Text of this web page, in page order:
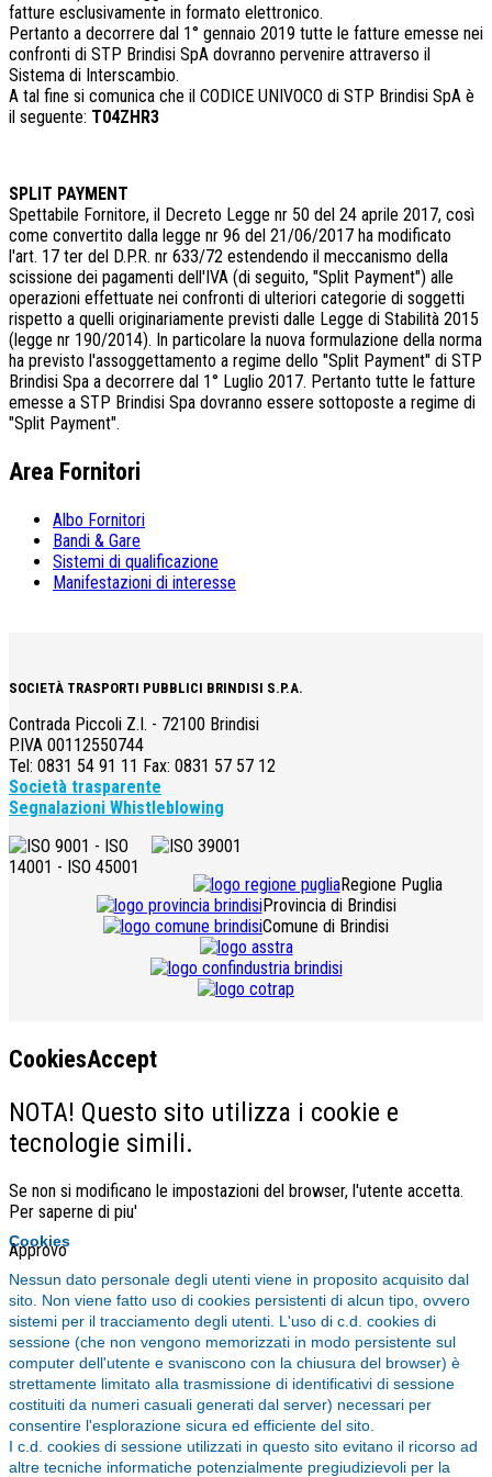
fatture esclusivamente in formato elettronico.
Pertanto a decorrere dal 1° gennaio 2019 tutte le fatture emesse nei
confronti di STP Brindisi SpA dovranno pervenire attraverso il
Sistema di Interscambio.
A tal fine si comunica che il CODICE UNIVOCO di STP Brindisi SpA è
il seguente: T04ZHR3
SPLIT PAYMENT
Spettabile Fornitore, il Decreto Legge nr 50 del 24 aprile 2017, così
come convertito dalla legge nr 96 del 21/06/2017 ha modificato
l'art. 17 ter del D.P.R. nr 633/72 estendendo il meccanismo della
scissione dei pagamenti dell'IVA (di seguito, "Split Payment") alle
operazioni effettuate nei confronti di ulteriori categorie di soggetti
rispetto a quelli originariamente previsti dalle Legge di Stabilità 2015
(legge nr 190/2014). In particolare la nuova formulazione della norma
ha previsto l'assoggettamento a regime dello "Split Payment" di STP
Brindisi Spa a decorrere dal 1° Luglio 2017. Pertanto tutte le fatture
emesse a STP Brindisi Spa dovranno essere sottoposte a regime di
"Split Payment".
Area Fornitori
Albo Fornitori
Bandi & Gare
Sistemi di qualificazione
Manifestazioni di interesse
SOCIETÀ TRASPORTI PUBBLICI BRINDISI S.P.A.
Contrada Piccoli Z.I. - 72100 Brindisi
P.IVA 00112550744
Tel: 0831 54 91 11 Fax: 0831 57 57 12
Società trasparente
Segnalazioni Whistleblowing
Regione Puglia
Provincia di Brindisi
Comune di Brindisi
CookiesAccept
NOTA! Questo sito utilizza i cookie e
tecnologie simili.
Se non si modificano le impostazioni del browser, l'utente accetta.
Per saperne di piu'
Approvo
Cookies
Nessun dato personale degli utenti viene in proposito acquisito dal
sito. Non viene fatto uso di cookies persistenti di alcun tipo, ovvero
sistemi per il tracciamento degli utenti. L'uso di c.d. cookies di
sessione (che non vengono memorizzati in modo persistente sul
computer dell'utente e svaniscono con la chiusura del browser) è
strettamente limitato alla trasmissione di identificativi di sessione
costituiti da numeri casuali generati dal server) necessari per
consentire l'esplorazione sicura ed efficiente del sito.
I c.d. cookies di sessione utilizzati in questo sito evitano il ricorso ad
altre tecniche informatiche potenzialmente pregiudizievoli per la